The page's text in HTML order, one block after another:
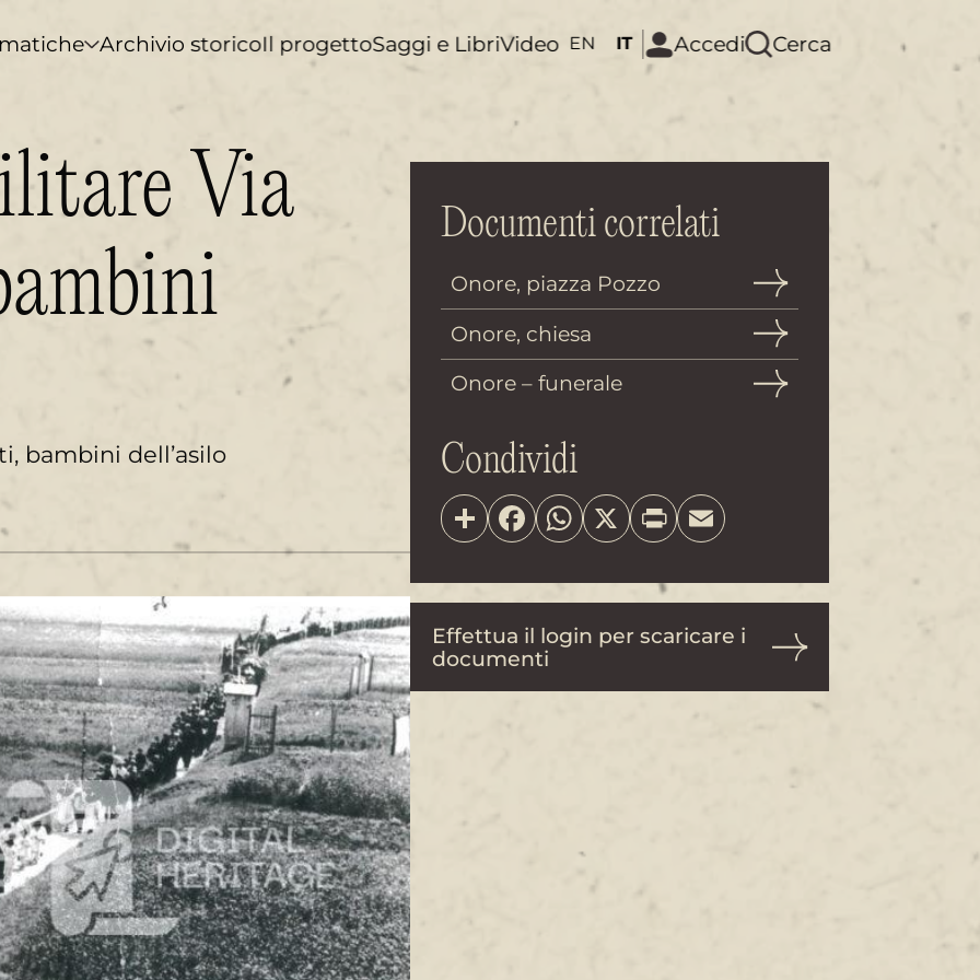
Archivio storicoIl progettoSaggi e LibriVideo EN IT Accedi Cerca
Via
bambini dell’asilo
Documenti correlati
Onore, piazza Pozzo
Onore, chiesa
Onore – funerale
Condividi
ShareFacebook
WhatsApp
X PrintEmail
Effettua il login per scaricare i
documenti